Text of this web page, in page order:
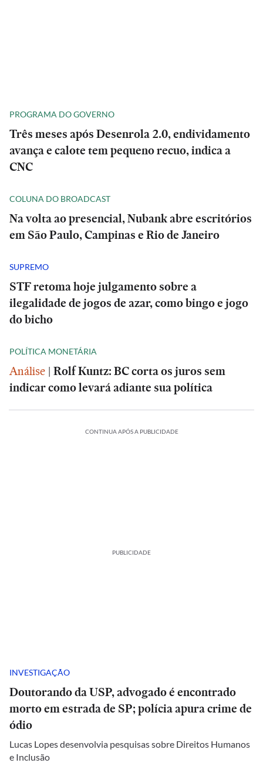
PROGRAMA DO GOVERNO
Três meses após Desenrola 2.0, endividamento
avança e calote tem pequeno recuo, indica a
CNC
COLUNA DO BROADCAST
Na volta ao presencial, Nubank abre escritórios
em São Paulo, Campinas e Rio de Janeiro
SUPREMO
STF retoma hoje julgamento sobre a
ilegalidade de jogos de azar, como bingo e jogo
do bicho
POLÍTICA MONETÁRIA
Análise | Rolf Kuntz: BC corta os juros sem
indicar como levará adiante sua política
CONTINUA APÓS A PUBLICIDADE
PUBLICIDADE
INVESTIGAÇÃO
Doutorando da USP, advogado é encontrado
morto em estrada de SP; polícia apura crime de
ódio
Lucas Lopes desenvolvia pesquisas sobre Direitos Humanos
e Inclusão